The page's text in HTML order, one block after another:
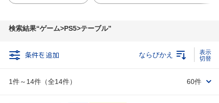
検索結果 ゲーム>PS5>テーブル
条件を追加
1件～14件（全14件）
ならびかえ
60件